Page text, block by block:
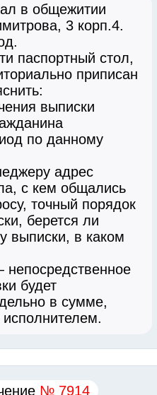
в общежитии
3 корп.4.
паспортный стол,
приписан
выписки
по данному
адрес
с кем общались
точный порядок
берется ли
выписки, в каком
будет
в сумме,
исполнителем.
№ 7914